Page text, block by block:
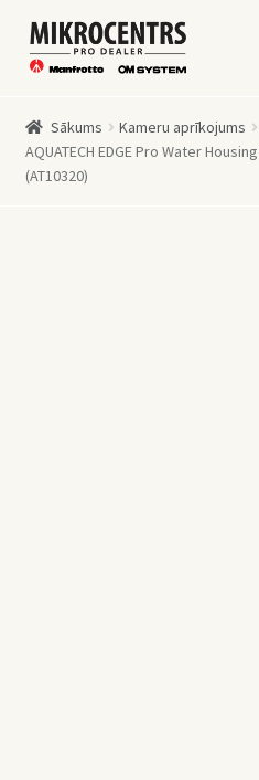
Skip
to
Skip
to
Sākums Kameru aprīkojums
AQUATECH EDGE Pro Water
(AT10320)